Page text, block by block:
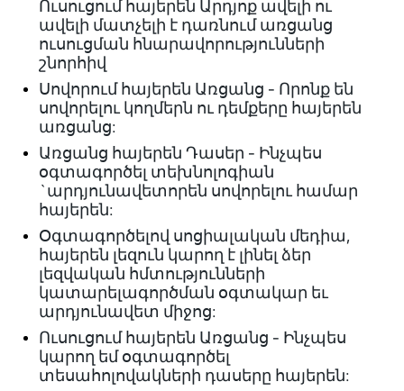
Ուսուցում հայերեն Արդյոք ավելի ու
ավելի մատչելի է դառնում առցանց
ուսուցման հնարավորությունների
շնորհիվ
Սովորում հայերեն Առցանց - Որոնք են
սովորելու կողմերն ու դեմքերը հայերեն
առցանց:
Առցանց հայերեն Դասեր - Ինչպես
օգտագործել տեխնոլոգիան
`արդյունավետորեն սովորելու համար
հայերեն:
Օգտագործելով սոցիալական մեդիա,
հայերեն լեզուն կարող է լինել ձեր
լեզվական հմտությունների
կատարելագործման օգտակար եւ
արդյունավետ միջոց:
Ուսուցում հայերեն Առցանց - Ինչպես
կարող եմ օգտագործել
տեսահոլովակների դասերը հայերեն: